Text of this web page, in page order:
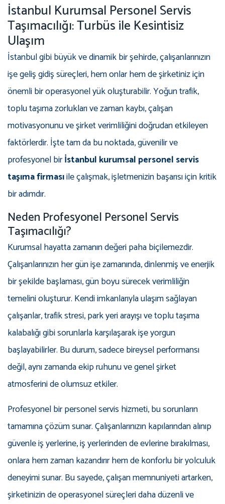
İstanbul Kurumsal Personel Servis
Taşımacılığı: Turbüs ile Kesintisiz
Ulaşım
İstanbul gibi büyük ve dinamik bir şehirde, çalışanlarınızın
işe geliş gidiş süreçleri, hem onlar hem de şirketiniz için
önemli bir operasyonel yük oluşturabilir. Yoğun trafik,
toplu taşıma zorlukları ve zaman kaybı, çalışan
motivasyonunu ve şirket verimliliğini doğrudan etkileyen
faktörlerdir. İşte tam da bu noktada, güvenilir ve
profesyonel birİstanbul kurumsal personel servis
taşıma firmasıile çalışmak, işletmenizin başarısı için kritik
bir adımdır.
Neden Profesyonel Personel Servis
Taşımacılığı?
Kurumsal hayatta zamanın değeri paha biçilemezdir.
Çalışanlarınızın her gün işe zamanında, dinlenmiş ve enerjik
bir şekilde başlaması, gün boyu sürecek verimliliğin
temelini oluşturur. Kendi imkanlarıyla ulaşım sağlayan
çalışanlar, trafik stresi, park yeri arayışı ve toplu taşıma
kalabalığı gibi sorunlarla karşılaşarak işe yorgun
başlayabilirler. Bu durum, sadece bireysel performansı
değil, aynı zamanda ekip ruhunu ve genel şirket
atmosferini de olumsuz etkiler.
Profesyonel bir personel servis hizmeti, bu sorunların
tamamına çözüm sunar. Çalışanlarınızın kapılarından alınıp
güvenle iş yerlerine, iş yerlerinden de evlerine bırakılması,
onlara hem zaman kazandırır hem de konforlu bir yolculuk
deneyimi sunar. Bu sayede, çalışan memnuniyeti artarken,
şirketinizin de operasyonel süreçleri daha düzenli ve